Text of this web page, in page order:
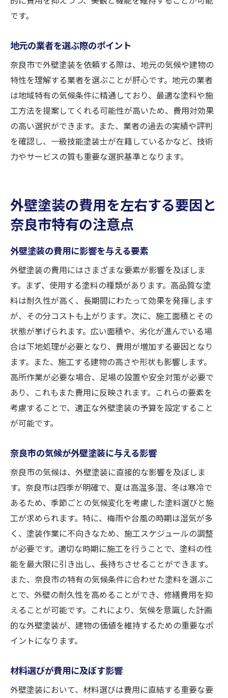
です。
地元の業者を選ぶ際のポイント
奈良市で外壁塗装を依頼する際は、地元の気候や建物の
特性を理解する業者を選ぶことが肝心です。地元の業者
は地域特有の気候条件に精通しており、最適な塗料や施
工方法を提案してくれる可能性が高いため、費用対効果
の高い選択ができます。また、業者の過去の実績や評判
を確認し、一級技能塗装士が在籍しているかなど、技術
力やサービスの質も重要な選択基準となります。
外壁塗装の費用を左右する要因と
奈良市特有の注意点
外壁塗装の費用に影響を与える要素
外壁塗装の費用にはさまざまな要素が影響を及ぼしま
す。まず、使用する塗料の種類があります。高品質な塗
料は耐久性が高く、長期間にわたって効果を発揮します
が、その分コストも上がります。次に、施工面積とその
状態が挙げられます。広い面積や、劣化が進んでいる場
合は下地処理が必要となり、費用が増加する要因となり
ます。また、施工する建物の高さや形状も影響します。
高所作業が必要な場合、足場の設置や安全対策が必要で
あり、これもまた費用に反映されます。これらの要素を
考慮することで、適正な外壁塗装の予算を設定すること
が可能です。
奈良市の気候が外壁塗装に与える影響
奈良市の気候は、外壁塗装に直接的な影響を及ぼしま
す。奈良市は四季が明確で、夏は高温多湿、冬は寒冷で
あるため、季節ごとの気候変化を考慮した塗料選びと施
工が求められます。特に、梅雨や台風の時期は湿気が多
く、塗装作業に不向きなため、施工スケジュールの調整
が必要です。適切な時期に施工を行うことで、塗料の性
能を最大限に引き出し、長持ちさせることができます。
また、奈良市の特有の気候条件に合わせた塗料を選ぶこ
とで、外壁の耐久性を高めることができ、修繕費用を抑
えることが可能です。これにより、気候を意識した計画
的な外壁塗装が、建物の価値を維持するための重要なポ
イントになります。
材料選びが費用に及ぼす影響
外壁塗装において、材料選びは費用に直結する重要な要